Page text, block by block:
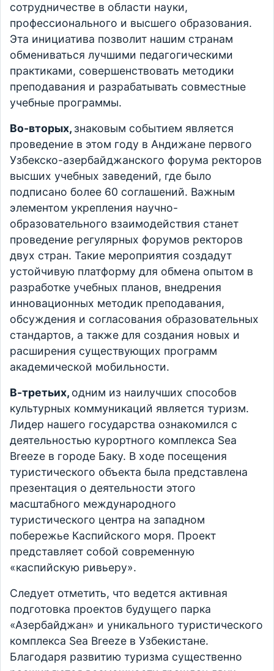
сотрудничестве в области науки,
профессионального и высшего образования.
Эта инициатива позволит нашим странам
обмениваться лучшими педагогическими
практиками, совершенствовать методики
преподавания и разрабатывать совместные
учебные программы.
Во-вторых, знаковым событием является
проведение в этом году в Андижане первого
Узбекско-азербайджанского форума ректоров
высших учебных заведений, где было
подписано более 60 соглашений. Важным
элементом укрепления научно-
образовательного взаимодействия станет
проведение регулярных форумов ректоров
двух стран. Такие мероприятия создадут
устойчивую платформу для обмена опытом в
разработке учебных планов, внедрения
инновационных методик преподавания,
обсуждения и согласования образовательных
стандартов, а также для создания новых и
расширения существующих программ
академической мобильности.
В-третьих, одним из наилучших способов
культурных коммуникаций является туризм.
Лидер нашего государства ознакомился с
деятельностью курортного комплекса Sea
Breeze в городе Баку. В ходе посещения
туристического объекта была представлена
презентация о деятельности этого
масштабного международного
туристического центра на западном
побережье Каспийского моря. Проект
представляет собой современную
«каспийскую ривьеру».
Следует отметить, что ведется активная
подготовка проектов будущего парка
«Азербайджан» и уникального туристического
комплекса Sea Breeze в Узбекистане.
Благодаря развитию туризма существенно